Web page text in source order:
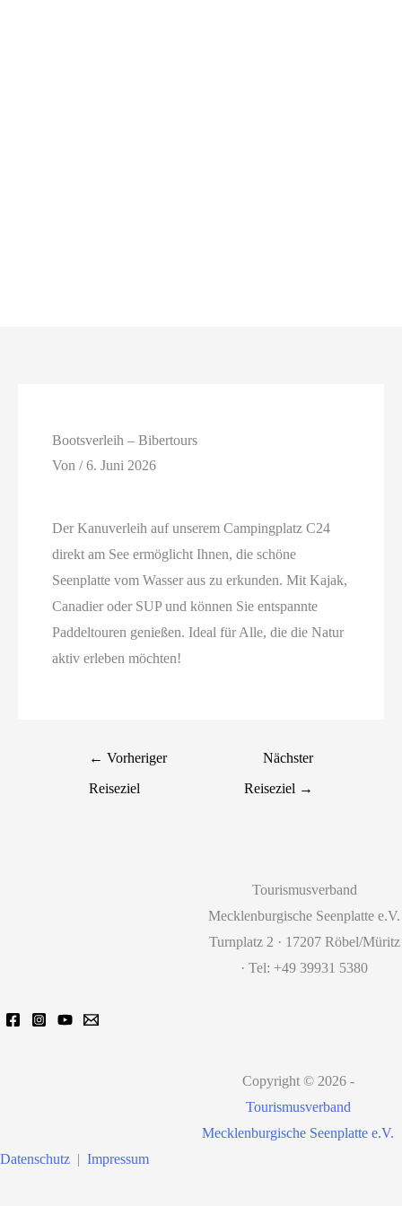
Bootsverleih – Bibertours
Von/6. Juni 2026
Der Kanuverleih auf unserem Campingplatz C24
direkt am See ermöglicht Ihnen, die schöne
Seenplatte vom Wasser aus zu erkunden. Mit Kajak,
Canadier oder SUP und können Sie entspannte
Paddeltouren genießen. Ideal für Alle, die die Natur
aktiv erleben möchten!
← Vorheriger
Reiseziel
Nächster
Reiseziel →
Tourismusverband
Mecklenburgische Seenplatte e.V.
Turnplatz 2 · 17207 Röbel/Müritz
· Tel: +49 39931 5380
Copyright © 2026 -
Tourismusverband
Mecklenburgische Seenplatte e.V.
Datenschutz | Impressum